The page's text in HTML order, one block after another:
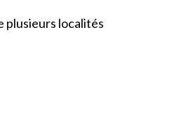
plusieurs localités